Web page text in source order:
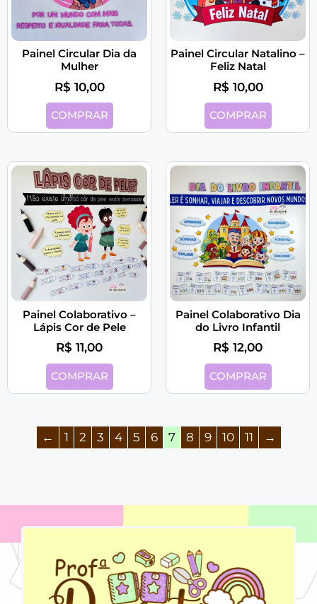
Painel Circular Dia da
Mulher
R$ 10,00
COMPRAR
Painel Circular Natalino –
Feliz Natal
R$ 10,00
COMPRAR
Painel Colaborativo –
Lápis Cor de Pele
R$ 11,00
COMPRAR
Painel Colaborativo Dia
do Livro Infantil
R$ 12,00
COMPRAR
← 1 2 3 4 5 6 7 8 9 10 11 →